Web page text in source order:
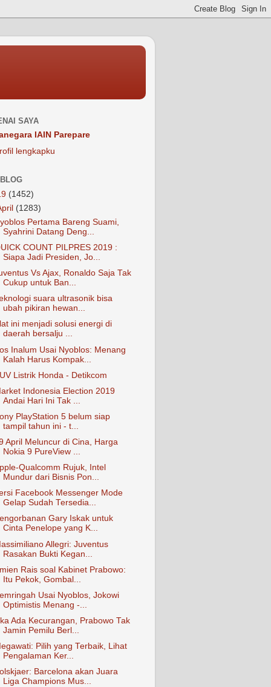
SAYA
IAIN Parepare
lengkapku
(1452)
(1283)
Pertama Bareng Suami,
Syahrini Datang Deng...
COUNT PILPRES 2019 :
Siapa Jadi Presiden, Jo...
Vs Ajax, Ronaldo Saja Tak
Cukup untuk Ban...
suara ultrasonik bisa
ubah pikiran hewan...
ini menjadi solusi energi di
daerah bersalju ...
Inalum Usai Nyoblos: Menang
Kalah Harus Kompak...
Listrik Honda - Detikcom
Indonesia Election 2019
Andai Hari Ini Tak ...
PlayStation 5 belum siap
tampil tahun ini - t...
April Meluncur di Cina, Harga
Nokia 9 PureView ...
Qualcomm Rujuk, Intel
Mundur dari Bisnis Pon...
Facebook Messenger Mode
Gelap Sudah Tersedia...
Gary Iskak untuk
Cinta Penelope yang K...
Allegri: Juventus
Rasakan Bukti Kegan...
Rais soal Kabinet Prabowo:
Itu Pekok, Gombal...
Usai Nyoblos, Jokowi
Optimistis Menang -...
Ada Kecurangan, Prabowo Tak
Jamin Pemilu Berl...
Pilih yang Terbaik, Lihat
Pengalaman Ker...
Barcelona akan Juara
Liga Champions Mus...